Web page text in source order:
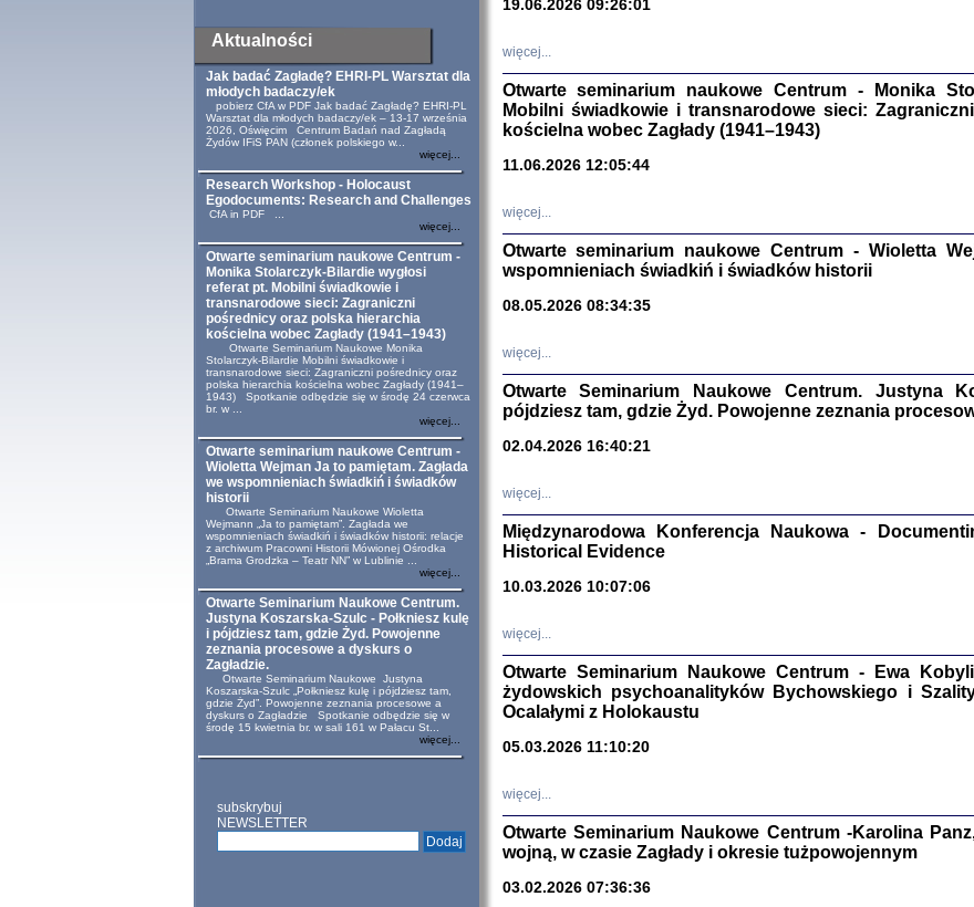
Aktualności
Jak badać Zagładę? EHRI-PL Warsztat dla
młodych badaczy/ek
pobierz CfA w PDF Jak badać Zagładę? EHRI-PL
Warsztat dla młodych badaczy/ek – 13-17 września
2026, Oświęcim Centrum Badań nad Zagładą
Żydów IFiS PAN (członek polskiego w...
więcej...
Research Workshop - Holocaust
Egodocuments: Research and Challenges
CfA in PDF ...
więcej...
Otwarte seminarium naukowe Centrum -
Monika Stolarczyk-Bilardie wygłosi
referat pt. Mobilni świadkowie i
transnarodowe sieci: Zagraniczni
pośrednicy oraz polska hierarchia
kościelna wobec Zagłady (1941–1943)
Otwarte Seminarium Naukowe Monika
Stolarczyk-Bilardie Mobilni świadkowie i
transnarodowe sieci: Zagraniczni pośrednicy oraz
polska hierarchia kościelna wobec Zagłady (1941–
1943) Spotkanie odbędzie się w środę 24 czerwca
br. w ...
więcej...
Otwarte seminarium naukowe Centrum -
Wioletta Wejman Ja to pamiętam. Zagłada
we wspomnieniach świadkiń i świadków
historii
Otwarte Seminarium Naukowe Wioletta
Wejmann „Ja to pamiętam”. Zagłada we
wspomnieniach świadkiń i świadków historii: relacje
z archiwum Pracowni Historii Mówionej Ośrodka
„Brama Grodzka – Teatr NN” w Lublinie ...
więcej...
Otwarte Seminarium Naukowe Centrum.
Justyna Koszarska-Szulc - Połkniesz kulę
i pójdziesz tam, gdzie Żyd. Powojenne
zeznania procesowe a dyskurs o
Zagładzie.
Otwarte Seminarium Naukowe Justyna
Koszarska-Szulc „Połkniesz kulę i pójdziesz tam,
gdzie Żyd”. Powojenne zeznania procesowe a
dyskurs o Zagładzie Spotkanie odbędzie się w
środę 15 kwietnia br. w sali 161 w Pałacu St...
więcej...
subskrybuj
NEWSLETTER
oprac.
Warszawa
oprac.
Studia i
nr 17, R.
NIE WIEMY CO
Zagłada
19.06.2026 09:26:01
więcej...
Otwarte seminarium naukowe Centrum - Monika
Mobilni świadkowie i transnarodowe sieci:
kościelna wobec Zagłady (1941–1943)
11.06.2026 12:05:44
więcej...
Otwarte seminarium naukowe Centrum - Wioletta
wspomnieniach świadkiń i świadków historii
08.05.2026 08:34:35
więcej...
Otwarte Seminarium Naukowe Centrum. Justyna
pójdziesz tam, gdzie Żyd. Powojenne zeznania
02.04.2026 16:40:21
więcej...
Międzynarodowa Konferencja Naukowa -
Historical Evidence
10.03.2026 10:07:06
więcej...
Otwarte Seminarium Naukowe Centrum - Ewa
żydowskich psychoanalityków Bychowskiego i
Ocalałymi z Holokaustu
05.03.2026 11:10:20
więcej...
Otwarte Seminarium Naukowe Centrum -Karolina
wojną, w czasie Zagłady i okresie tużpowojennym
03.02.2026 07:36:36